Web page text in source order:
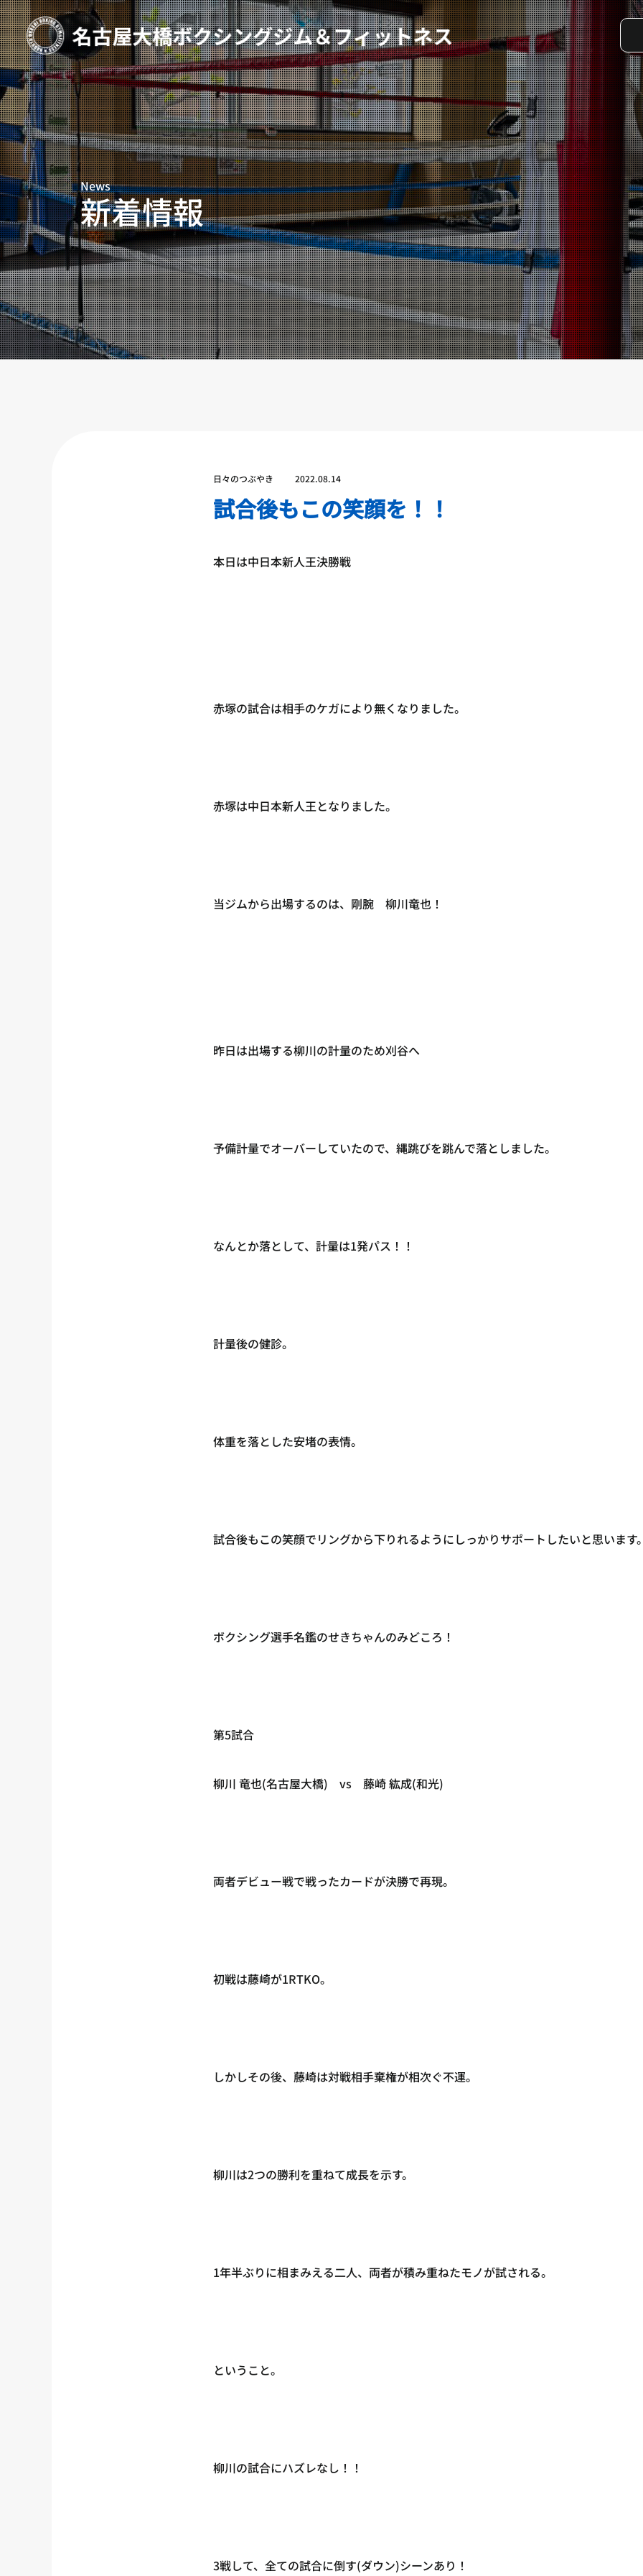
TOP
新着情報
ご予約
プライベートコース予約
レンタルスタジオ予約
名古屋大橋ボクシングジムについて
大橋弘政プロフィール
スタッフ紹介
料金案内
設備紹介
アクセス
実戦コース
料金システム
選手紹介
よくある質問
News
新着情報
日々のつぶやき 2022.08.14
試合後もこの笑顔を！！
本日は中日本新人王決勝戦
赤塚の試合は相手のケガにより無くなりました。
赤塚は中日本新人王となりました。
当ジムから出場するのは、剛腕 柳川竜也！
昨日は出場する柳川の計量のため刈谷へ
予備計量でオーバーしていたので、縄跳びを跳んで落としました。
なんとか落として、計量は1発パス！！
計量後の健診。
体重を落とした安堵の表情。
試合後もこの笑顔でリングから下りれるようにしっかりサポートしたいと思います
ボクシング選手名鑑のせきちゃんのみどころ！
第5試合
柳川 竜也(名古屋大橋) vs 藤崎 紘成(和光)
両者デビュー戦で戦ったカードが決勝で再現。
初戦は藤崎が1RTKO。
しかしその後、藤崎は対戦相手棄権が相次ぐ不運。
柳川は2つの勝利を重ねて成長を示す。
1年半ぶりに相まみえる二人、両者が積み重ねたモノが試される。
ということ。
柳川の試合にハズレなし！！
3戦して、全ての試合に倒す(ダウン)シーンあり！